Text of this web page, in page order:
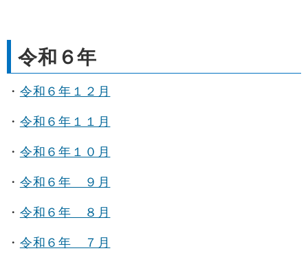
令和６年
・ 令和６年１２月
・ 令和６年１１月
・ 令和６年１０月
・ 令和６年 ９月
・ 令和６年 ８月
・ 令和６年 ７月